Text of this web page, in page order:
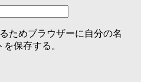
ためブラウザーに自分の名
保存する。